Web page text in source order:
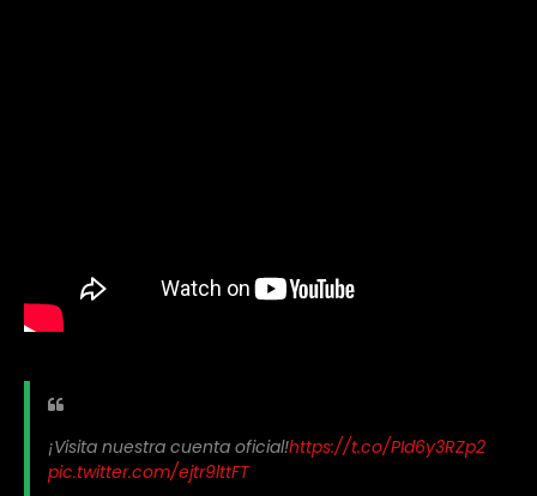
¡Visita nuestra cuenta oficial!https://t.co/PId6y3RZp2
pic.twitter.com/ejtr9lttFT